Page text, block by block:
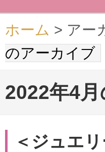
ホーム > アー
のアーカイブ
2022年4
＜ジュエ